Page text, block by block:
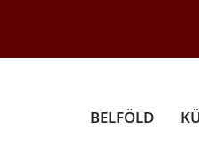
BELFÖLD